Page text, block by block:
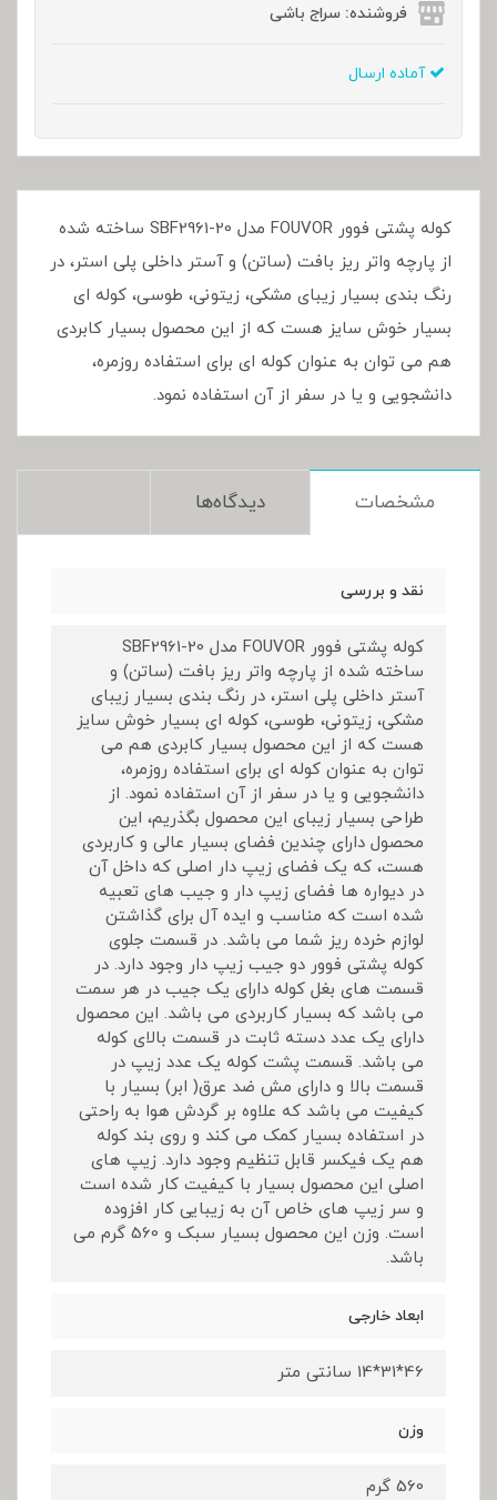
فروشنده: سراج باشی
آماده ارسال
کوله پشتی فوور FOUVOR مدل SBF2961-20 ساخته شده
از پارچه واتر ریز بافت (ساتن) و آستر داخلی پلی استر، در
رنگ بندی بسیار زیبای مشکی، زیتونی، طوسی، کوله ای
بسیار خوش سایز هست که از این محصول بسیار کابردی
هم می توان به عنوان کوله ای برای استفاده روزمره،
دانشجویی و یا در سفر از آن استفاده نمود.
مشخصات دیدگاه‌ها
نقد و بررسی
کوله پشتی فوور FOUVOR مدل SBF2961-20
ساخته شده از پارچه واتر ریز بافت (ساتن) و
آستر داخلی پلی استر، در رنگ بندی بسیار زیبای
مشکی، زیتونی، طوسی، کوله ای بسیار خوش سایز
هست که از این محصول بسیار کابردی هم می
توان به عنوان کوله ای برای استفاده روزمره،
دانشجویی و یا در سفر از آن استفاده نمود. از
طراحی بسیار زیبای این محصول بگذریم، این
محصول دارای چندین فضای بسیار عالی و کاربردی
هست، که یک فضای زیپ دار اصلی که داخل آن
در دیواره ها فضای زیپ دار و جیب های تعبیه
شده است که مناسب و ایده آل برای گذاشتن
لوازم خرده ریز شما می باشد. در قسمت جلوی
کوله پشتی فوور دو جیب زیپ دار وجود دارد. در
قسمت های بغل کوله دارای یک جیب در هر سمت
می باشد که بسیار کاربردی می باشد. این محصول
دارای یک عدد دسته ثابت در قسمت بالای کوله
می باشد. قسمت پشت کوله یک عدد زیپ در
قسمت بالا و دارای مش ضد عرق( ابر) بسیار با
کیفیت می باشد که علاوه بر گردش هوا به راحتی
در استفاده بسیار کمک می کند و روی بند کوله
هم یک فیکسر قابل تنظیم وجود دارد. زیپ های
اصلی این محصول بسیار با کیفیت کار شده است
و سر زیپ های خاص آن به زیبایی کار افزوده
است. وزن این محصول بسیار سبک و 560 گرم می
باشد.
ابعاد خارجی
46*31*14 سانتی متر
وزن
560 گرم